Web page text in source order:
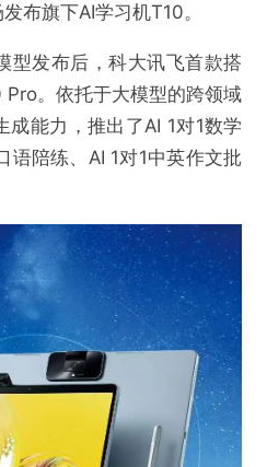
家们究竟在拼什么？
色情 诱导行为
犯罪 其他
提交
布旗下AI学习机T10。
型发布后，科大讯飞首款搭
。依托于大模型的跨领域
成能力，推出了AI 1对1数学
语陪练、AI 1对1中英作文批